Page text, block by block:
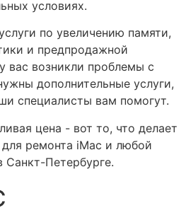
условиях.
по увеличению памяти,
и предпродажной
вас возникли проблемы с
дополнительные услуги,
специалисты вам помогут.
цена - вот то, что делает
ремонта iMac и любой
Санкт-Петербурге.